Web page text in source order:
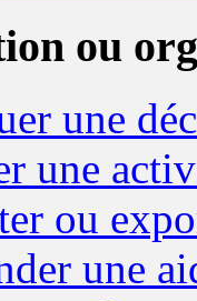
ou
une
une
ou
une